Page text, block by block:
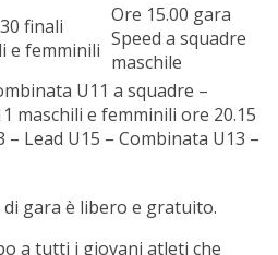
finali
e femminili
Ore 15.00 gara
Speed a squadre
maschile
U11 a squadre –
maschili e femminili ore 20.15
Lead U15 – Combinata U13 –
gara è libero e gratuito.
a tutti i giovani atleti che